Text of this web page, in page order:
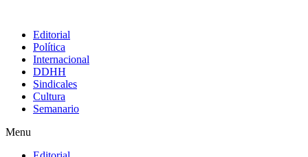
Editorial
Política
Internacional
DDHH
Sindicales
Cultura
Semanario
Menu